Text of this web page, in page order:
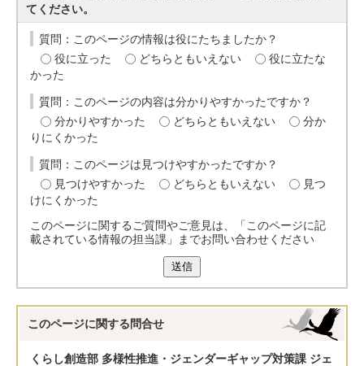
てください。
質問：このページの情報は役にたちましたか？
役に立った
どちらともいえない
役に立たな
かった
質問：このページの内容は分かりやすかったですか？
分かりやすかった
どちらともいえない
分か
りにくかった
質問：このページは見つけやすかったですか？
見つけやすかった
どちらともいえない
見つ
けにくかった
このページに関するご質問やご意見は、「このページに記
載されている情報の担当課」までお問い合わせください
送信
このページに関する 問合せ
くらし創造部 多様性推進・ジェンダーギャップ対策課 ジェ